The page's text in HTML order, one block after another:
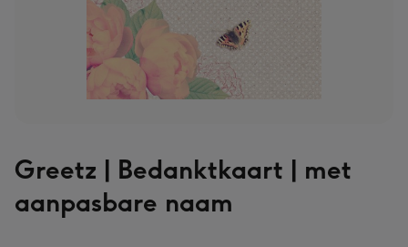
Greetz | Bedanktkaart | met
aanpasbare naam